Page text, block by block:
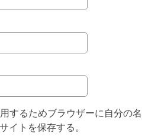
するためブラウザーに自分の名
イトを保存する。